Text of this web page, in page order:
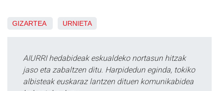
GIZARTEA URNIETA
AIURRI hedabideak eskualdeko nortasun hitzak
jaso eta zabaltzen ditu. Harpidedun eginda, tokiko
albisteak euskaraz lantzen dituen komunikabidea